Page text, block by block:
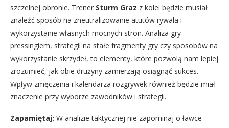
szczelnej obronie. Trener Sturm Graz z kolei będzie musiał
znaleźć sposób na zneutralizowanie atutów rywala i
wykorzystanie własnych mocnych stron. Analiza gry
pressingiem, strategii na stałe fragmenty gry czy sposobów na
wykorzystanie skrzydeł, to elementy, które pozwolą nam lepiej
zrozumieć, jak obie drużyny zamierzają osiągnąć sukces.
Wpływ zmęczenia i kalendarza rozgrywek również będzie miał
znaczenie przy wyborze zawodników i strategii.
Zapamiętaj: W analizie taktycznej nie zapominaj o ławce